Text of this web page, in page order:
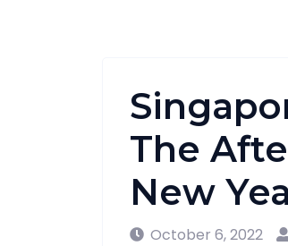
The
New
October 6, 2022